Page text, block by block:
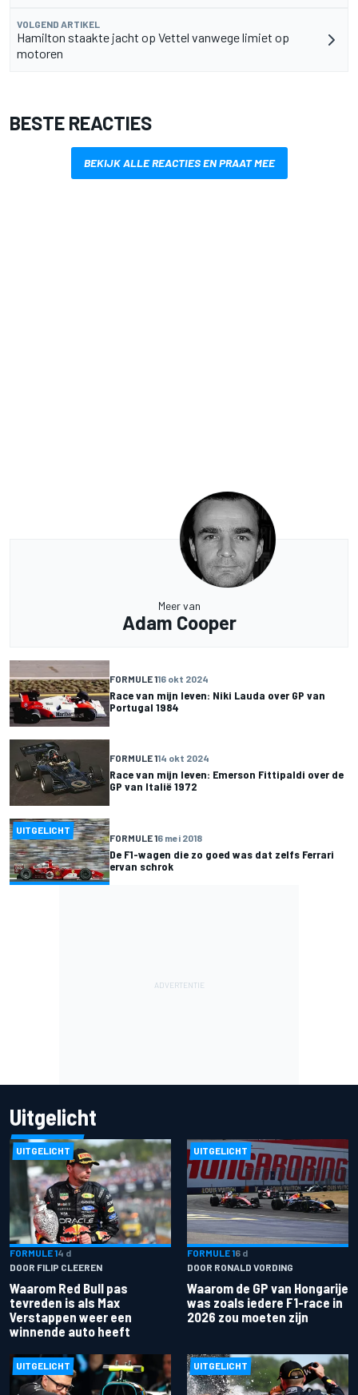
VOLGEND ARTIKEL
Hamilton staakte jacht op Vettel vanwege limiet op
motoren
BESTE REACTIES
BEKIJK ALLE REACTIES EN PRAAT MEE
Meer van
Adam Cooper
FORMULE 116 okt 2024
Race van mijn leven: Niki Lauda over GP van
Portugal 1984
FORMULE 114 okt 2024
Race van mijn leven: Emerson Fittipaldi over de
GP van Italië 1972
UITGELICHT
FORMULE 16 mei 2018
De F1-wagen die zo goed was dat zelfs Ferrari
ervan schrok
Uitgelicht
UITGELICHT
FORMULE 14 d
DOOR FILIP CLEEREN
Waarom Red Bull pas
tevreden is als Max
Verstappen weer een
winnende auto heeft
UITGELICHT
FORMULE 16 d
DOOR RONALD VORDING
Waarom de GP van Hongarije
was zoals iedere F1-race in
2026 zou moeten zijn
UITGELICHT UITGELICHT